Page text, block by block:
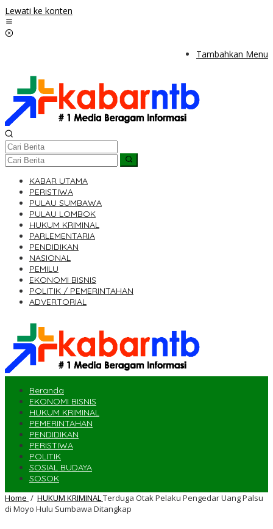
Lewati ke konten
Tambahkan Menu
KABAR UTAMA
PERISTIWA
PULAU SUMBAWA
PULAU LOMBOK
HUKUM KRIMINAL
PARLEMENTARIA
PENDIDIKAN
NASIONAL
PEMILU
EKONOMI BISNIS
POLITIK / PEMERINTAHAN
ADVERTORIAL
Beranda
EKONOMI BISNIS
HUKUM KRIMINAL
PEMERINTAHAN
PENDIDIKAN
PERISTIWA
POLITIK
SOSIAL BUDAYA
SOSOK
Home / HUKUM KRIMINALTerduga Otak Pelaku Pengedar Uang Palsu
di Moyo Hulu Sumbawa Ditangkap